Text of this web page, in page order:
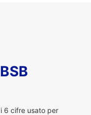
6 cifre usato per